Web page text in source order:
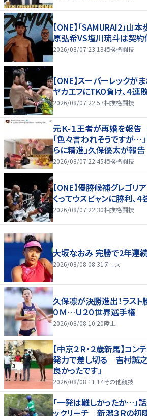
【ONE】「SAMURAI2」山
原弘希VS塩川琉斗は契
2026/08/07 23:18相撲格闘技
【ONE】スーパーレックが
ヤカエフにTKO負け、４連
2026/08/07 22:57相撲格闘技
元Ｋ-１王者が再婚を報
「色々言われそうですが…
らに精進」久保優太が報告
2026/08/07 22:45相撲格闘技
【ONE】優勝候補グレゴリ
くってウスビャンに勝利、
2026/08/07 22:30相撲格闘技
大坂なおみ 完勝で2年連
2026/08/08 08:31テニス
久保凛が決勝進出！ラス
０Ｍ…Ｕ２０世界選手権
2026/08/08 10:20陸上
【中京２Ｒ・２歳新馬】コ
発力で差し切る 吉村誠之
良かったです」
2026/08/08 11:14その他競技
「一発は難しかったか…」
ックリーチ 新潟３Ｒの初